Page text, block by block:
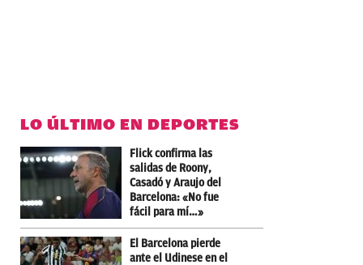
LO ÚLTIMO EN DEPORTES
Flick confirma las
salidas de Roony,
Casadó y Araujo del
Barcelona: «No fue
fácil para mí…»
El Barcelona pierde
ante el Udinese en el